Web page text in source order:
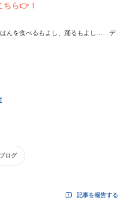
ちら👉！
んを食べるもよし、踊るもよし……デ
ログ
記事を報告する